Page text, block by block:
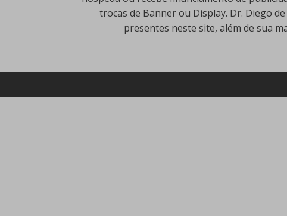
trocas de Banner ou Display. Dr. Diego
presentes neste site, além de sua